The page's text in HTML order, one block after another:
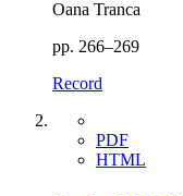
Oana Tranca
pp. 266–269
Record
PDF
HTML